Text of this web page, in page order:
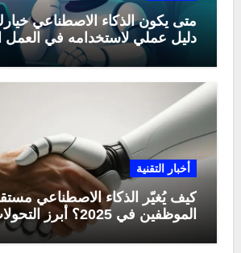
متى يكون الذكاء الاصطناعي
دليل عملي لاستخدامه في العمل
أخبار التقنية
كيف يُغيّر الذكاء الاصطناعي
الموظفين في 2025؟ أبرز التحولات المهنية